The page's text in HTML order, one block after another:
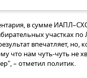
в сумме
участках по
впечатляет, но,
что нам чуть-чуть не
– отметил политик.